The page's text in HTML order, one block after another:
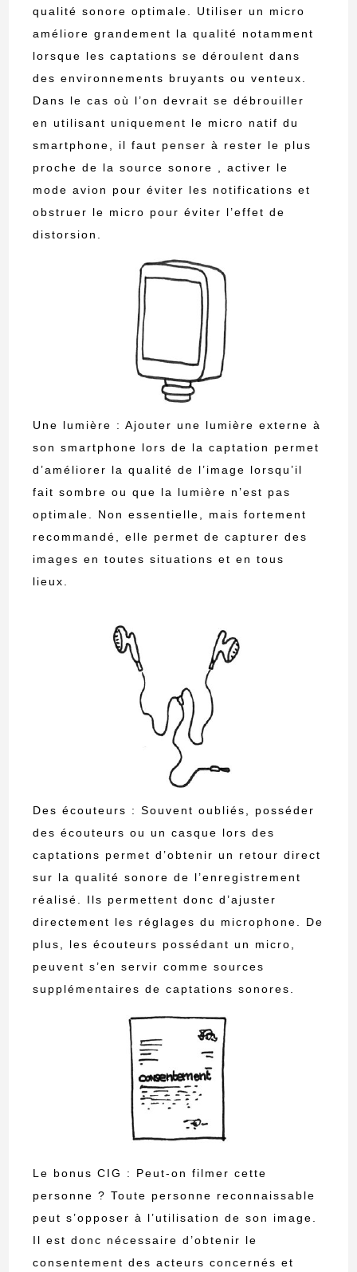
qualité sonore optimale. Utiliser un micro
améliore grandement la qualité notamment
lorsque les captations se déroulent dans
des environnements bruyants ou venteux.
Dans le cas où l’on devrait se débrouiller
en utilisant uniquement le micro natif du
smartphone, il faut penser à rester le plus
proche de la source sonore , activer le
mode avion pour éviter les notifications et
obstruer le micro pour éviter l’effet de
distorsion.
Une lumière : Ajouter une lumière externe à
son smartphone lors de la captation permet
d’améliorer la qualité de l’image lorsqu’il
fait sombre ou que la lumière n’est pas
optimale. Non essentielle, mais fortement
recommandé, elle permet de capturer des
images en toutes situations et en tous
lieux.
Des écouteurs : Souvent oubliés, posséder
des écouteurs ou un casque lors des
captations permet d’obtenir un retour direct
sur la qualité sonore de l’enregistrement
réalisé. Ils permettent donc d’ajuster
directement les réglages du microphone. De
plus, les écouteurs possédant un micro,
peuvent s’en servir comme sources
supplémentaires de captations sonores.
Le bonus CIG : Peut-on filmer cette
personne ? Toute personne reconnaissable
peut s’opposer à l’utilisation de son image.
Il est donc nécessaire d’obtenir le
consentement des acteurs concernés et